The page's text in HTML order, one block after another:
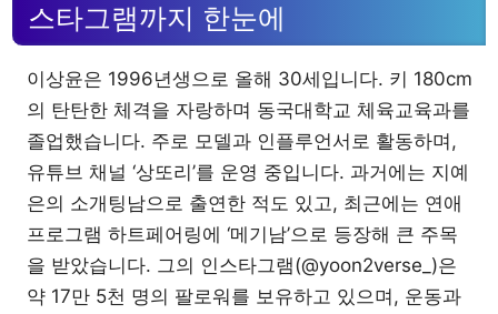
스타그램까지 한눈에
이상윤은 1996년생으로 올해 30세입니다. 키 180cm
의 탄탄한 체격을 자랑하며 동국대학교 체육교육과를
졸업했습니다. 주로 모델과 인플루언서로 활동하며,
유튜브 채널 ‘상또리’를 운영 중입니다. 과거에는 지예
은의 소개팅남으로 출연한 적도 있고, 최근에는 연애
프로그램 하트페어링에 ‘메기남’으로 등장해 큰 주목
을 받았습니다. 그의 인스타그램(@yoon2verse_)은
약 17만 5천 명의 팔로워를 보유하고 있으며, 운동과